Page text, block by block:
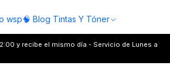
wsp🧠 Blog Tintas Y Tóner
y recibe el mismo día - Servicio de Lunes a